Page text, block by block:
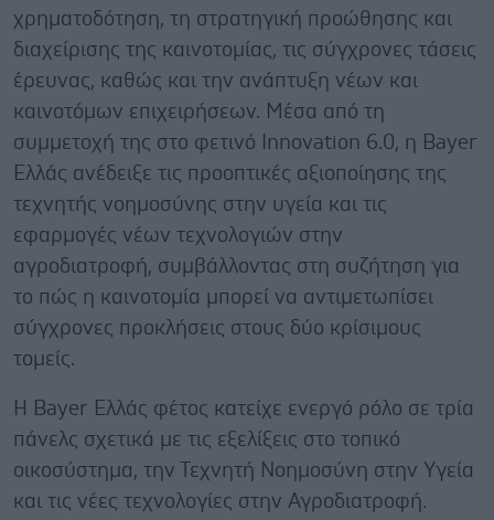
χρηματοδότηση, τη στρατηγική προώθησης και
διαχείρισης της καινοτομίας, τις σύγχρονες τάσεις
έρευνας, καθώς και την ανάπτυξη νέων και
καινοτόμων επιχειρήσεων. Μέσα από τη
συμμετοχή της στο φετινό Innovation 6.0, η Bayer
Ελλάς ανέδειξε τις προοπτικές αξιοποίησης της
τεχνητής νοημοσύνης στην υγεία και τις
εφαρμογές νέων τεχνολογιών στην
αγροδιατροφή, συμβάλλοντας στη συζήτηση για
το πώς η καινοτομία μπορεί να αντιμετωπίσει
σύγχρονες προκλήσεις στους δύο κρίσιμους
τομείς.
Η Bayer Ελλάς φέτος κατείχε ενεργό ρόλο σε τρία
πάνελς σχετικά με τις εξελίξεις στο τοπικό
οικοσύστημα, την Τεχνητή Νοημοσύνη στην Υγεία
και τις νέες τεχνολογίες στην Αγροδιατροφή.